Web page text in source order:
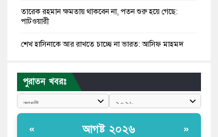
তারেক রহমান ক্ষমতায় থাকবেন না, পতন শুরু হয়ে গেছে:
পাটওয়ারী
শেখ হাসিনাকে আর রাখতে চাচ্ছে না ভারত: আসিফ মাহমুদ
ইউনূস
আলিয়া মাদ্রাসায় ছাত্রদল-শিবির সংঘর্ষ, হাতে পাইপ মাথায়
হেলমেট পড়ে মাঠে যুবদল নেতা নয়ন
কুমিল্লার ৫ হাসপাতাল-ডায়াগনস্টিক সাময়িক বন্ধের নির্দেশ
পুরাতন খবরঃ
« আগষ্ট ২০২৬ »